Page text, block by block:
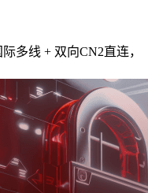
多线 + 双向CN2直连，